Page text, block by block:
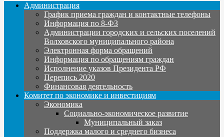
Администрация
График приема граждан и контактные телефоны
Информация по 8-ФЗ
Администрации городских и сельских поселений
Волховского муниципального района
Электронная форма обращений
Информация по обращениям граждан
Исполнение указов Президента РФ
Перепись 2020
Финансовая деятельность
Комитет по экономике и инвестициям
Экономика
Социально-экономическое развитие
Муниципальный заказ
Поддержка малого и среднего бизнеса